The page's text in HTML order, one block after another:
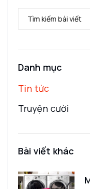
Danh mục
Tin tức
Truyện cười
Bài viết khác